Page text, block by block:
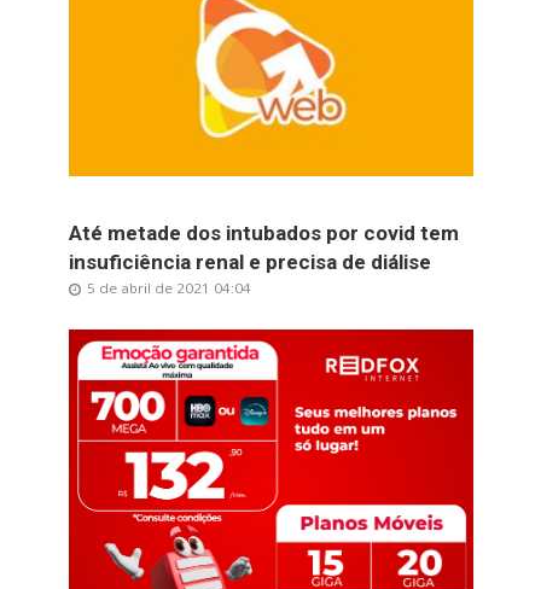
Até metade dos intubados por covid tem
insuficiência renal e precisa de diálise
5 de abril de 2021 04:04